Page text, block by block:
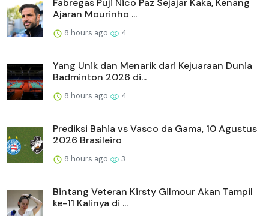
Fabregas Puji Nico Paz Sejajar Kaka, Kenang
Ajaran Mourinho ...
8 hours ago 4
Yang Unik dan Menarik dari Kejuaraan Dunia
Badminton 2026 di...
8 hours ago 4
Prediksi Bahia vs Vasco da Gama, 10 Agustus
2026 Brasileiro
8 hours ago 3
Bintang Veteran Kirsty Gilmour Akan Tampil
ke-11 Kalinya di ...